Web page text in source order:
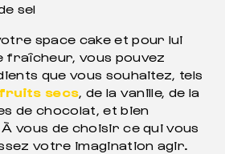
sel
space cake et pour lui
fraîcheur, vous pouvez
que vous souhaitez, tels
fruits secs, de la vanille, de la
de chocolat, et bien
vous de choisir ce qui vous
votre imagination agir.